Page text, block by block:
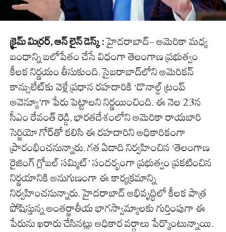
క్రైమ్ మిర్రర్, ఆన్ లైన్ డెస్క్ :హైదరాబాద్‌- అమెరికా మధ్య
బంధాన్ని బలోపేతం చేసే విధంగా తెలంగాణ ప్రభుత్వం
కీలక నిర్ణయం తీసుకుంది. సైబరాబాద్‌లోని అమెరికన్
కాన్సులేట్‌కు వెళ్లే ప్రధాన రహదారికి ‘డొనాల్డ్ ట్రంప్
అవెన్యూ’గా పేరు పెట్టాలని నిర్ణయించింది. ఈ నెల 23న
సీఎం రేవంత్ రెడ్డి, భారతదేశంలోని అమెరికా రాయబారి
సెర్జియో గోర్‌తో కలిసి ఈ రహదారిని అధికారికంగా
ప్రారంభించనున్నారు. గత ఏడాది నిర్వహించిన ‘తెలంగాణ
రైజింగ్ గ్లోబల్ సమ్మిట్’ సందర్భంగా ప్రభుత్వం ప్రకటించిన
నిర్ణయానికి అనుగుణంగా ఈ కార్యక్రమాన్ని
నిర్వహించనున్నారు. హైదరాబాద్ అభివృద్ధిలో కీలక పాత్ర
పోషిస్తున్న అంతర్జాతీయ భాగస్వామ్యాలకు గుర్తింపుగా ఈ
పేరును ఖరారు చేసినట్లు అధికార వర్గాలు పేర్కొంటున్నాయి.